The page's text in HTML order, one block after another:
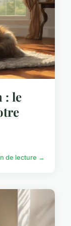
: le
de lecture →